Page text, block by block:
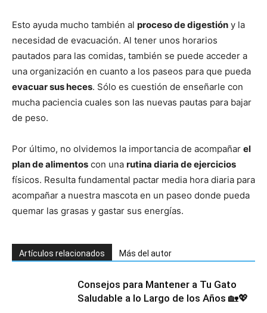
Esto ayuda mucho también al proceso de digestión y la
necesidad de evacuación. Al tener unos horarios
pautados para las comidas, también se puede acceder a
una organización en cuanto a los paseos para que pueda
evacuar sus heces. Sólo es cuestión de enseñarle con
mucha paciencia cuales son las nuevas pautas para bajar
de peso.
Por último, no olvidemos la importancia de acompañar el
plan de alimentos con una rutina diaria de ejercicios
físicos. Resulta fundamental pactar media hora diaria para
acompañar a nuestra mascota en un paseo donde pueda
quemar las grasas y gastar sus energías.
Artículos relacionados Más del autor
Consejos para Mantener a Tu Gato
Saludable a lo Largo de los Años 🏡💖